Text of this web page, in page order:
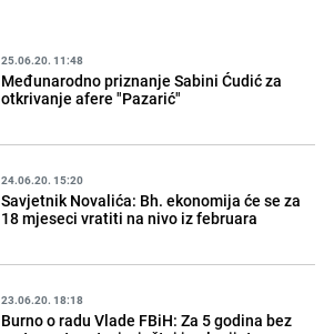
25.06.20. 11:48
Međunarodno priznanje Sabini Ćudić za
otkrivanje afere "Pazarić"
24.06.20. 15:20
Savjetnik Novalića: Bh. ekonomija će se za
18 mjeseci vratiti na nivo iz februara
23.06.20. 18:18
Burno o radu Vlade FBiH: Za 5 godina bez